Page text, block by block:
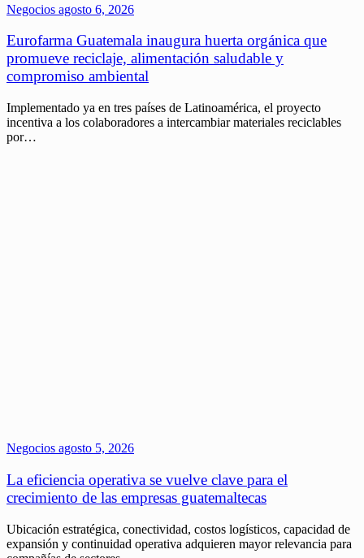
Negocios agosto 6, 2026
Eurofarma Guatemala inaugura huerta orgánica que
promueve reciclaje, alimentación saludable y
compromiso ambiental
Implementado ya en tres países de Latinoamérica, el proyecto
incentiva a los colaboradores a intercambiar materiales reciclables
por…
Negocios agosto 5, 2026
La eficiencia operativa se vuelve clave para el
crecimiento de las empresas guatemaltecas
Ubicación estratégica, conectividad, costos logísticos, capacidad de
expansión y continuidad operativa adquieren mayor relevancia para